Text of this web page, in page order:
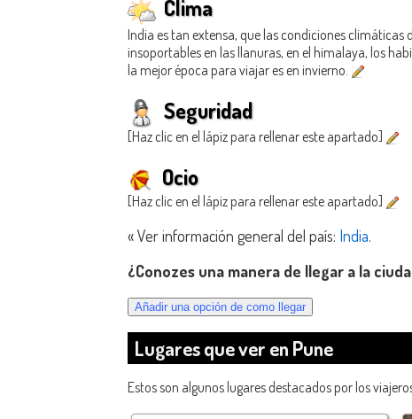
Clima
India es tan extensa, que las condiciones
insoportables en las llanuras, en el himalaya, los
la mejor época para viajar es en invierno.
Seguridad
[Haz clic en el lápiz para rellenar este apartado]
Ocio
[Haz clic en el lápiz para rellenar este apartado]
« Ver información general del país: India.
¿Conozes una manera de llegar a la
Lugares que ver en Pune
Estos son algunos lugares destacados por los